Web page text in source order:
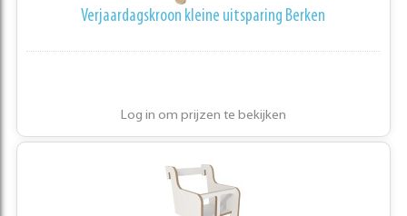
Verjaardagskroon kleine uitsparing Berken
Log in om prijzen te bekijken